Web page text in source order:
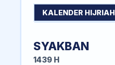
KALENDER HIJRIAH
SYAKBAN
1439 H